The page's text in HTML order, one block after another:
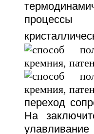
переход
На
улавливание